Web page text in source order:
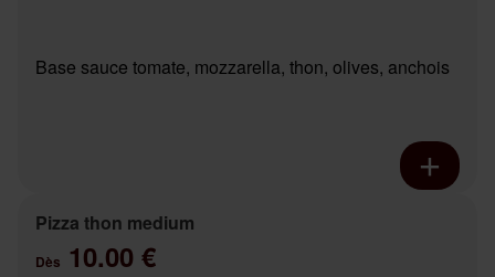
Base sauce tomate, mozzarella, thon, olives, anchois
Pizza thon medium
Dès 10.00 €